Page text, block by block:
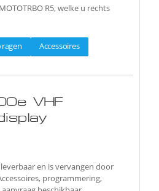
R5, welke u rechts
Accessoires
VHF
en is vervangen door
programmering,